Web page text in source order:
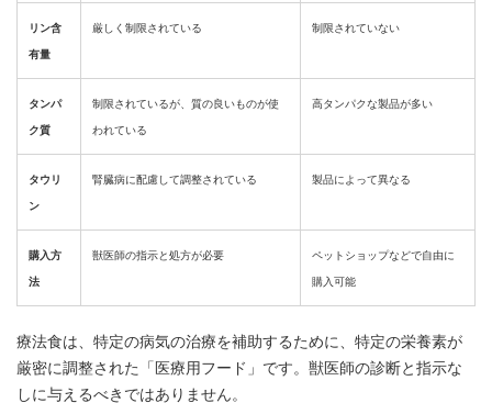
リン含
有量
厳しく制限されている 制限されていない
タンパ
ク質
制限されているが、質の良いものが使
われている
高タンパクな製品が多い
タウリ
ン
腎臓病に配慮して調整されている 製品によって異なる
購入方
法
獣医師の指示と処方が必要
ペットショップなどで自由に
購入可能
療法食は、特定の病気の治療を補助するために、特定の栄養素が
厳密に調整された「医療用フード」です。獣医師の診断と指示な
しに与えるべきではありません。